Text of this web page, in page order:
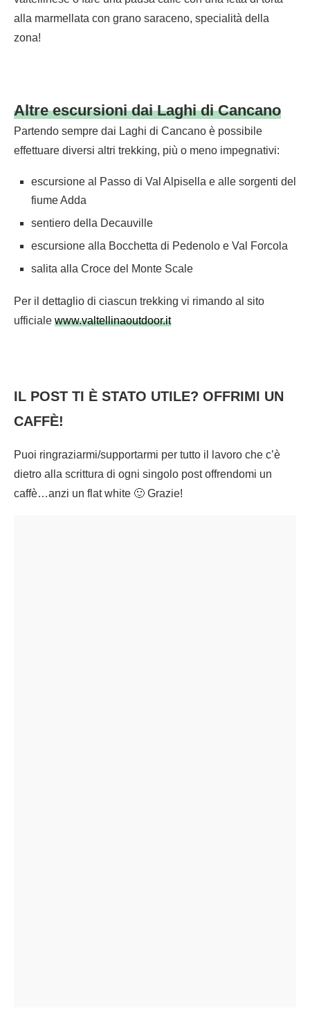
alla marmellata con grano saraceno, specialità della
zona!
Altre escursioni dai Laghi di Cancano
Partendo sempre dai Laghi di Cancano è possibile
effettuare diversi altri trekking, più o meno impegnativi:
escursione al Passo di Val Alpisella e alle sorgenti del
fiume Adda
sentiero della Decauville
escursione alla Bocchetta di Pedenolo e Val Forcola
salita alla Croce del Monte Scale
Per il dettaglio di ciascun trekking vi rimando al sito
ufficiale www.valtellinaoutdoor.it
IL POST TI È STATO UTILE? OFFRIMI UN
CAFFÈ!
Puoi ringraziarmi/supportarmi per tutto il lavoro che c’è
dietro alla scrittura di ogni singolo post offrendomi un
caffè…anzi un flat white 🙂 Grazie!